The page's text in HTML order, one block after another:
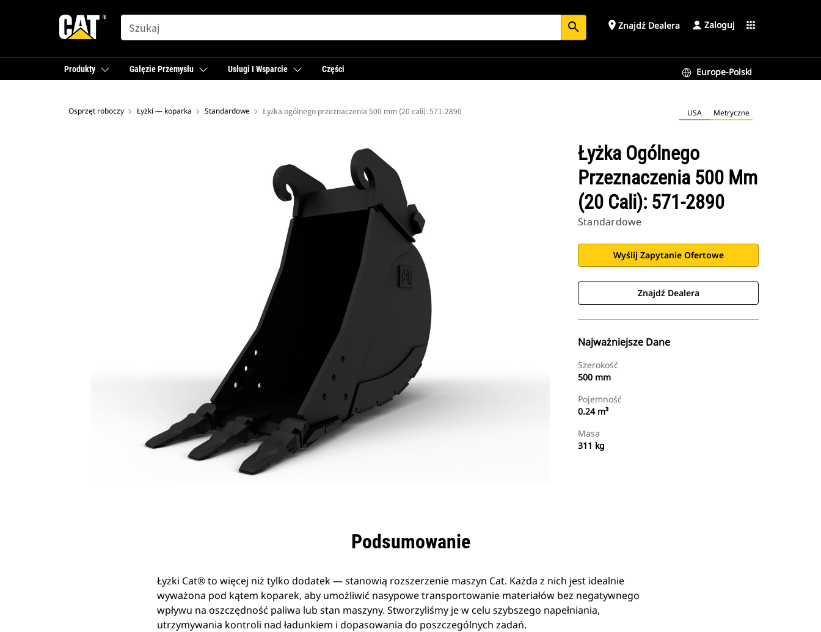
SEARCH search place Znajdź Dealera Zaloguj apps
Produkty Gałęzie Przemysłu Usługi I Wsparcie Części Europe-Polski
Osprzęt roboczy Łyżki — koparka Standardowe Łyżka ogólnego przeznaczenia 500 mm (20 cali): 571-2890 USA Metryczne
Łyżka Ogólnego
Przeznaczenia 500 Mm
(20 Cali): 571-2890
Standardowe
Wyślij Zapytanie Ofertowe
Znajdź Dealera
Najważniejsze Dane
Szerokość
500 mm
Pojemność
0.24 m³
Masa
311 kg
Podsumowanie
Łyżki Cat® to więcej niż tylko dodatek — stanowią rozszerzenie maszyn Cat. Każda z nich jest idealnie
wyważona pod kątem koparek, aby umożliwić nasypowe transportowanie materiałów bez negatywnego
wpływu na oszczędność paliwa lub stan maszyny. Stworzyliśmy je w celu szybszego napełniania,
utrzymywania kontroli nad ładunkiem i dopasowania do poszczególnych zadań.